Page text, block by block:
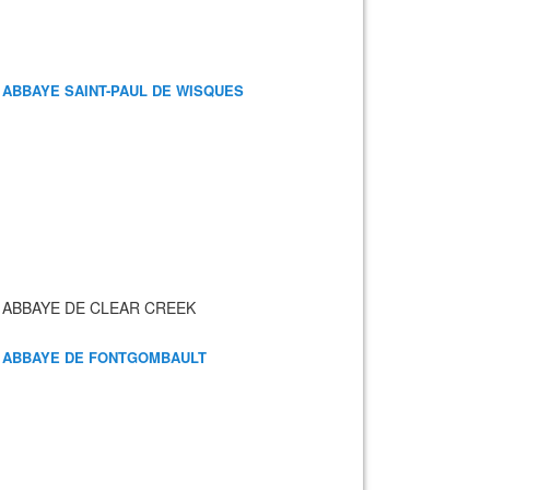
ABBAYE SAINT-PAUL DE WISQUES
ABBAYE DE CLEAR CREEK
ABBAYE DE FONTGOMBAULT